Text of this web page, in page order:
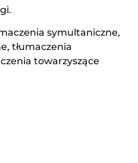
symultaniczne,
tłumaczenia
towarzyszące